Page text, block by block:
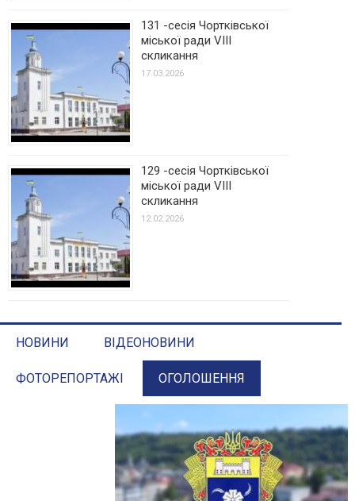
131 -сесія Чортківської
міської ради VIII
скликання
17.03.2026
129 -сесія Чортківської
міської ради VIII
скликання
12.02.2026
НОВИНИ ВІДЕОНОВИНИ
ФОТОРЕПОРТАЖІ ОГОЛОШЕННЯ